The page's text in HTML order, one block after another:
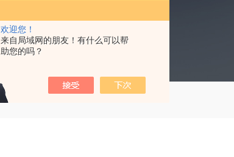
欢迎您！
来自局域网的朋友！有什么可以帮
助您的吗？